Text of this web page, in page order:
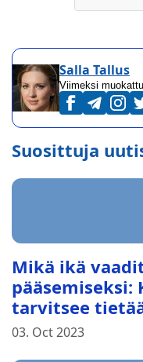
Salla Tallus
Viimeksi
Suosittuja
Mikä ikä
tarvitsee
03. Oct 2023